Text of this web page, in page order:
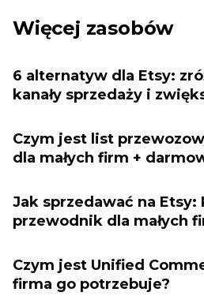
Więcej zasobów
6 alternatyw dla Etsy:
kanały sprzedaży i
Czym jest list
dla małych firm +
Jak sprzedawać na Etsy:
przewodnik dla małych
Czym jest Unified
firma go potrzebuje?